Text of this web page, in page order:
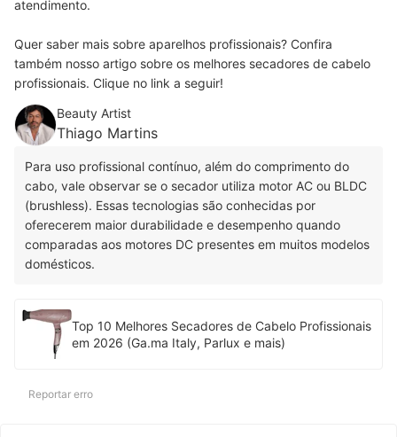
atendimento.
Quer saber mais sobre aparelhos profissionais? Confira
também nosso artigo sobre os melhores secadores de cabelo
profissionais. Clique no link a seguir!
Beauty Artist
Thiago Martins
Para uso profissional contínuo, além do comprimento do
cabo, vale observar se o secador utiliza motor AC ou BLDC
(brushless). Essas tecnologias são conhecidas por
oferecerem maior durabilidade e desempenho quando
comparadas aos motores DC presentes em muitos modelos
domésticos.
Top 10 Melhores Secadores de Cabelo Profissionais
em 2026 (Ga.ma Italy, Parlux e mais)
Reportar erro